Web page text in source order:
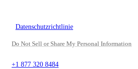
Datenschutzrichtlinie
Do Not Sell or Share My Personal Information
+1 877 320 8484